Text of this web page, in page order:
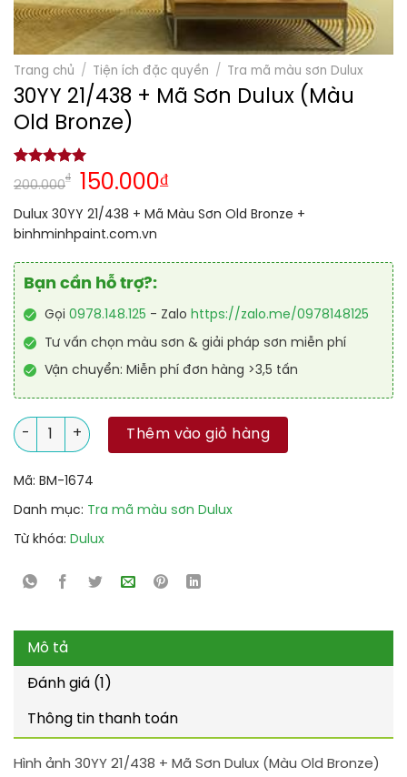
Trang chủ / Tiện ích đặc quyền / Tra mã màu sơn Dulux
30YY 21/438 + Mã Sơn Dulux (Màu
Old Bronze)
5.00 trên 5
dựa trên
1
đánh giá
200.000
₫ 150.000₫
Dulux 30YY 21/438 + Mã Màu Sơn Old Bronze +
binhminhpaint.com.vn
Bạn cần hỗ trợ?:
Gọi 0978.148.125 - Zalo https://zalo.me/0978148125
Tư vấn chọn màu sơn & giải pháp sơn miễn phí
Vận chuyển: Miễn phí đơn hàng >3,5 tấn
30YY 21/438 + Mã Sơn Dulux (Màu Old Bronze) số lượng
Thêm vào giỏ hàng
Mã: BM-1674
Danh mục: Tra mã màu sơn Dulux
Từ khóa: Dulux
Mô tả
Đánh giá (1)
Thông tin thanh toán
Hình ảnh 30YY 21/438 + Mã Sơn Dulux (Màu Old Bronze)